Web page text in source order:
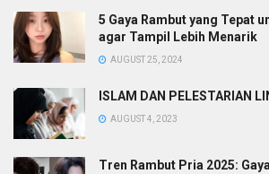
5 Gaya Rambut yang Tepat
agar Tampil Lebih Menarik
AUGUST 25, 2024
ISLAM DAN PELESTARIAN
AUGUST 4, 2023
Tren Rambut Pria 2025: